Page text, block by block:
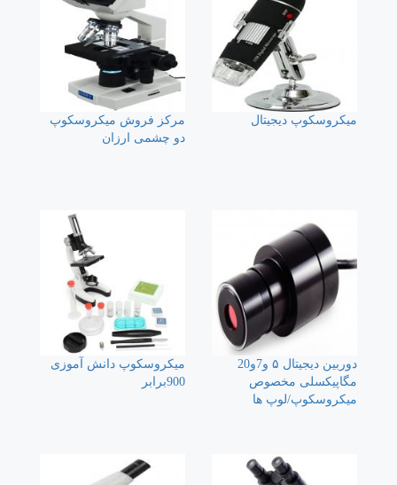
میکروسکوپ دیجیتال
مرکز فروش میکروسکوپ
دو چشمی ارزان
دوربین دیجیتال ۵ و7و20
مگاپیکسلی مخصوص
میکروسکوپ/لوپ ها
میکروسکوپ دانش آموزی
900برابر